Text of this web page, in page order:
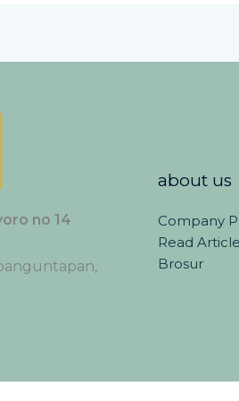
no 14
about us
Company
Read
Brosur